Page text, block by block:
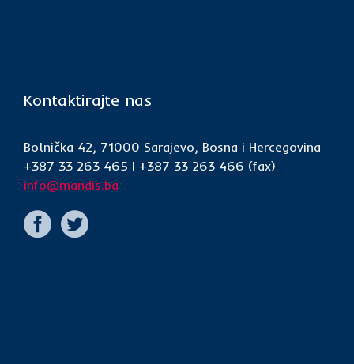
Kontaktirajte nas
Bolnička 42, 71000 Sarajevo, Bosna i Hercegovina
+387 33 263 465 | +387 33 263 466 (fax)
info@mandis.ba